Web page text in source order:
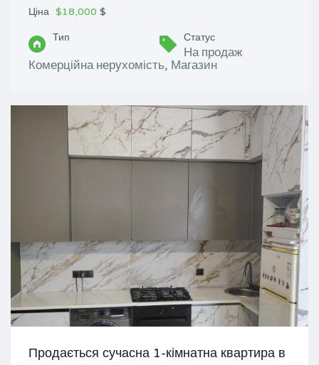
Ціна $18,000 $
Тип
Комерційна нерухомість, Магазин
Статус
На продаж
Продається сучасна 1-кімнатна квартира в